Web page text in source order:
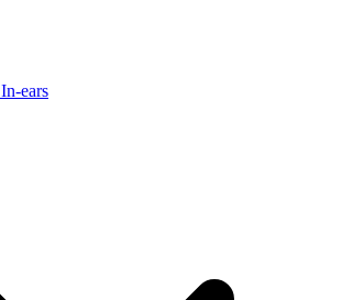
In-ears